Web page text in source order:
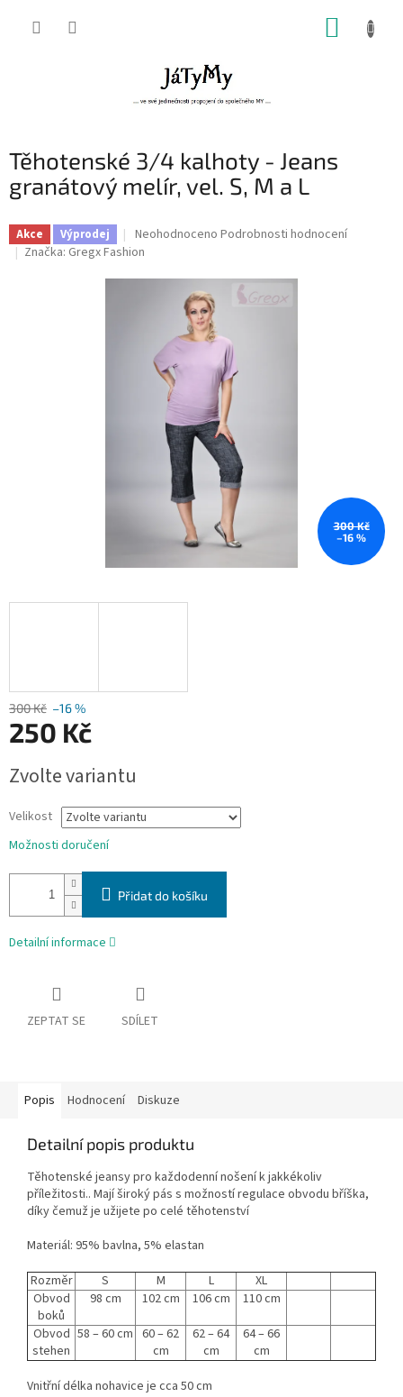
Těhotenské 3/4 kalhoty - Jeans
granátový melír, vel. S, M a L
Akce Výprodej
Průměrné
hodnocení
je
hvězdiček.
Neohodnoceno Podrobnosti hodnocení
Značka: Gregx Fashion
300 Kč
–16 %
300 Kč –16 %
250 Kč
cena:
Zvolte variantu
Velikost
Možnosti doručení
Přidat do košíku
Detailní informace
ZEPTAT SE SDÍLET
Popis Hodnocení Diskuze
Detailní popis produktu
Těhotenské jeansy pro každodenní nošení k jakkékoliv
příležitosti.. Mají široký pás s možností regulace obvodu bříška,
díky čemuž je užijete po celé těhotenství
Materiál: 95% bavlna, 5% elastan
Rozměr
S M L
XL
Obvod
boků
98 cm 102 cm 106 cm
110 cm
Obvod
stehen
58 – 60 cm 60 – 62
cm
62 – 64
cm
64 – 66
cm
Vnitřní délka nohavice je cca 50 cm